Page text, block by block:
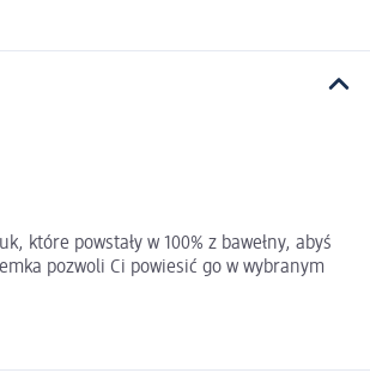
które powstały w 100% z bawełny, abyś
pozwoli Ci powiesić go w wybranym